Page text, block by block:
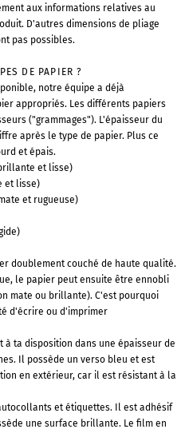
aux informations relatives au
D'autres dimensions de pliage
pas possibles.
DE PAPIER ?
notre équipe a déjà
appropriés. Les différents papiers
("grammages"). L'épaisseur du
après le type de papier. Plus ce
et épais.
et lisse)
et lisse)
et rugueuse)
doublement couché de haute qualité.
le papier peut ensuite être ennobli
mate ou brillante). C'est pourquoi
d'écrire ou d'imprimer
ta disposition dans une épaisseur de
Il possède un verso bleu et est
en extérieur, car il est résistant à la
et étiquettes. Il est adhésif
une surface brillante. Le film en